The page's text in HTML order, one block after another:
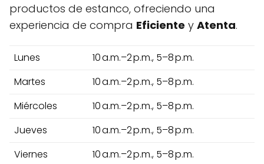
productos de estanco, ofreciendo una
experiencia de compra Eficiente y Atenta.
Lunes
10 a.m.–2 p.m., 5–8 p.m.
Martes
10 a.m.–2 p.m., 5–8 p.m.
Miércoles
10 a.m.–2 p.m., 5–8 p.m.
Jueves
10 a.m.–2 p.m., 5–8 p.m.
Viernes
10 a.m.–2 p.m., 5–8 p.m.